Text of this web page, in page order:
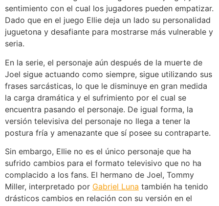
sentimiento con el cual los jugadores pueden empatizar.
Dado que en el juego Ellie deja un lado su personalidad
juguetona y desafiante para mostrarse más vulnerable y
seria.
En la serie, el personaje aún después de la muerte de
Joel sigue actuando como siempre, sigue utilizando sus
frases sarcásticas, lo que le disminuye en gran medida
la carga dramática y el sufrimiento por el cual se
encuentra pasando el personaje. De igual forma, la
versión televisiva del personaje no llega a tener la
postura fría y amenazante que sí posee su contraparte.
Sin embargo, Ellie no es el único personaje que ha
sufrido cambios para el formato televisivo que no ha
complacido a los fans. El hermano de Joel, Tommy
Miller, interpretado por Gabriel Luna también ha tenido
drásticos cambios en relación con su versión en el